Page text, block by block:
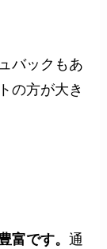
バックもあ
の方が大き
富です。通